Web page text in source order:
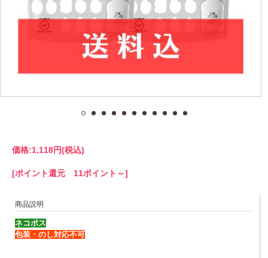
価格:1,118円(税込)
[ポイント還元 11ポイント～]
商品説明
ネコポス
包装・のし対応不可